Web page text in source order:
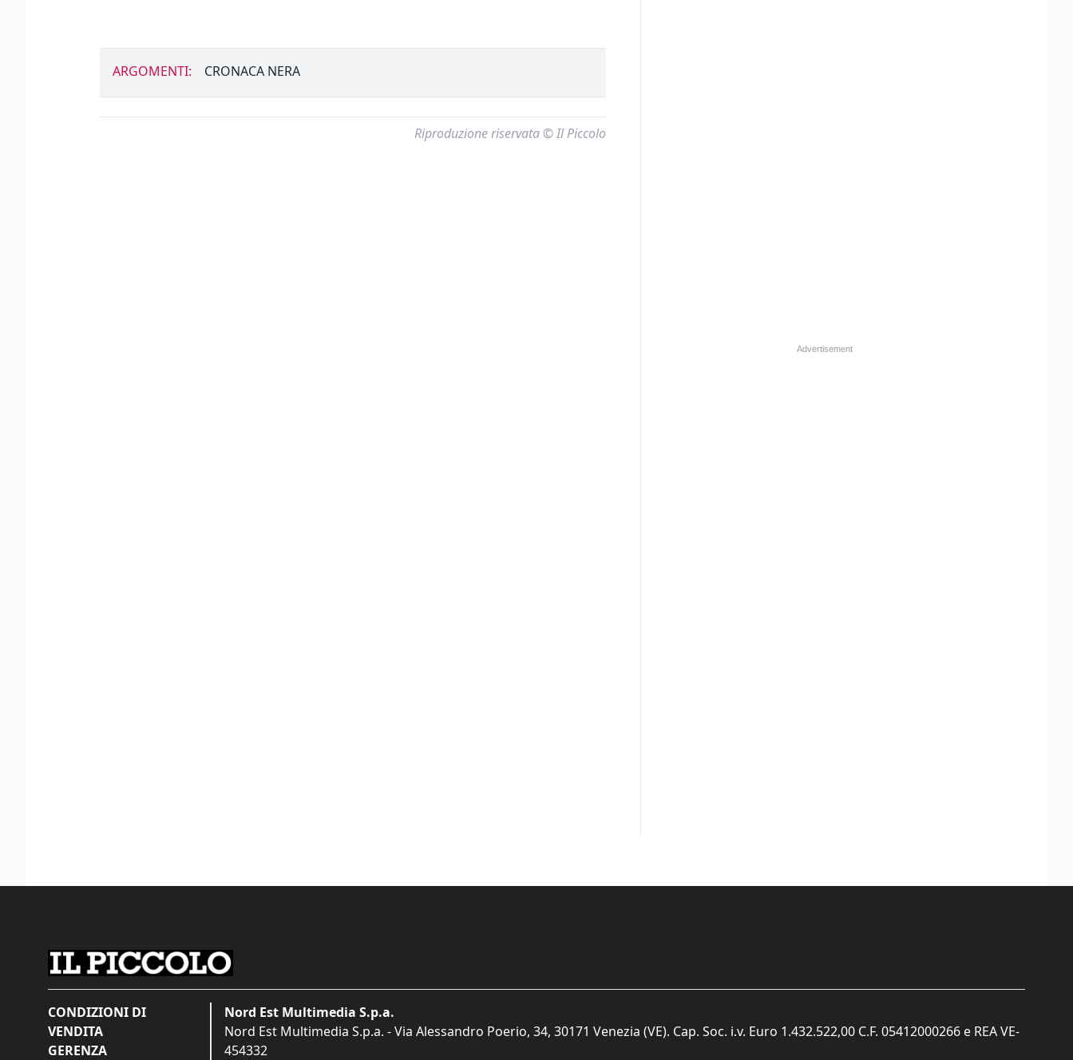
ARGOMENTI: CRONACA NERA
Riproduzione riservata © Il Piccolo
CONDIZIONI DI
VENDITA
GERENZA
Nord Est Multimedia S.p.a.
Nord Est Multimedia S.p.a. - Via Alessandro Poerio, 34, 30171 Venezia (VE). Cap. Soc. i.v. Euro 1.432.522,00 C.F. 05412000266 e REA VE-
454332